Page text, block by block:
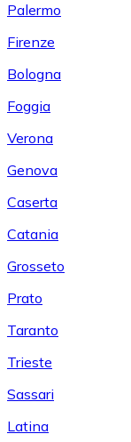
Palermo
Firenze
Bologna
Foggia
Verona
Genova
Caserta
Catania
Grosseto
Prato
Taranto
Trieste
Sassari
Latina